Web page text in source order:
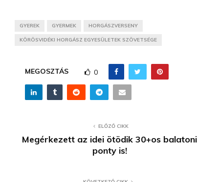
GYEREK GYERMEK HORGÁSZVERSENY
KÖRÖSVIDÉKI HORGÁSZ EGYESÜLETEK SZÖVETSÉGE
MEGOSZTÁS 0
ELŐZŐ CIKK
Megérkezett az idei ötödik 30+os balatoni
ponty is!